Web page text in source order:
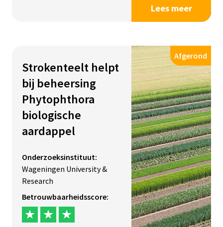
Lees meer
Strokenteelt helpt
bij beheersing
Phytophthora
biologische
aardappel
Onderzoeksinstituut:
Wageningen University &
Research
Betrouwbaarheidsscore:
Afgerond